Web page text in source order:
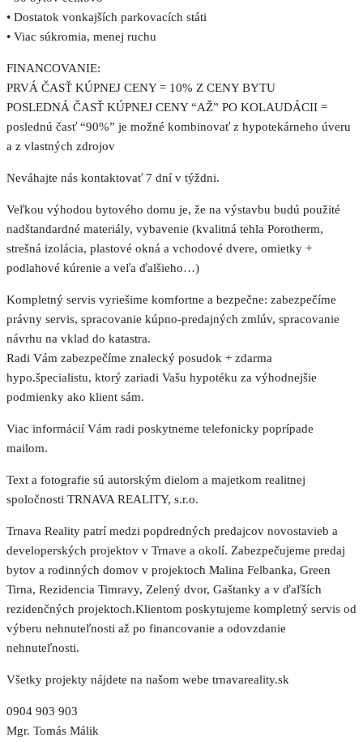
• Dostatok vonkajších parkovacích státi
• Viac súkromia, menej ruchu
FINANCOVANIE:
PRVÁ ČASŤ KÚPNEJ CENY = 10% Z CENY BYTU
POSLEDNÁ ČASŤ KÚPNEJ CENY “AŽ” PO KOLAUDÁCII =
poslednú časť “90%” je možné kombinovať z hypotekárneho úveru
a z vlastných zdrojov
Neváhajte nás kontaktovať 7 dní v týždni.
Veľkou výhodou bytového domu je, že na výstavbu budú použité
nadštandardné materiály, vybavenie (kvalitná tehla Porotherm,
strešná izolácia, plastové okná a vchodové dvere, omietky +
podlahové kúrenie a veľa ďalšieho…)
Kompletný servis vyriešime komfortne a bezpečne: zabezpečíme
právny servis, spracovanie kúpno-predajných zmlúv, spracovanie
návrhu na vklad do katastra.
Radi Vám zabezpečíme znalecký posudok + zdarma
hypo.špecialistu, ktorý zariadi Vašu hypotéku za výhodnejšie
podmienky ako klient sám.
Viac informácií Vám radi poskytneme telefonicky poprípade
mailom.
Text a fotografie sú autorským dielom a majetkom realitnej
spoločnosti TRNAVA REALITY, s.r.o.
Trnava Reality patrí medzi popdredných predajcov novostavieb a
developerských projektov v Trnave a okolí. Zabezpečujeme predaj
bytov a rodinných domov v projektoch Malina Felbanka, Green
Tirna, Rezidencia Timravy, Zelený dvor, Gaštanky a v ďaľších
rezidenčných projektoch.Klientom poskytujeme kompletný servis od
výberu nehnuteľnosti až po financovanie a odovzdanie
nehnuteľnosti.
Všetky projekty nájdete na našom webe trnavareality.sk
0904 903 903
Mgr. Tomás Málik